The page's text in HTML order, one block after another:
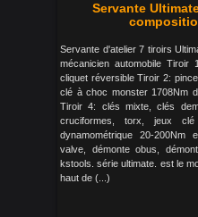
Servante
Servante d'atelier 7 tiroirs
mécanicien automobile
cliquet réversible Tiroir 2:
clé à choc monster 1708Nm
Tiroir 4: clés mixte, clés
cruciformes, torx, jeux
dynamométrique 20-200Nm
valve, démonte obus,
kstools. série ultimate. est le
haut de (...)